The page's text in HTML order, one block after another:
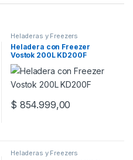
Heladeras y Freezers
Heladera con Freezer
Vostok 200L KD200F
$ 854.999,00
Heladeras y Freezers